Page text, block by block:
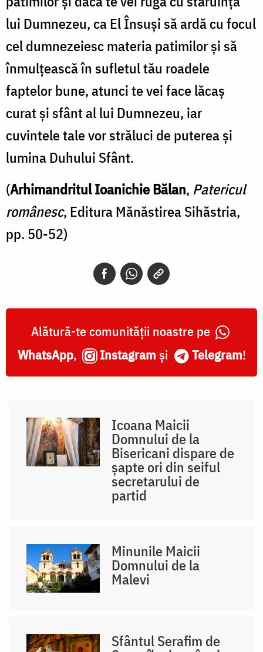
lui Dumnezeu, ca El Însuşi să ardă cu focul
cel dumnezeiesc materia patimilor şi să
înmulţească în sufletul tău roadele
faptelor bune, atunci te vei face lăcaş
curat şi sfânt al lui Dumnezeu, iar
cuvintele tale vor străluci de puterea şi
lumina Duhului Sfânt.
(Arhimandritul Ioanichie Bălan, Patericul
românesc, Editura Mănăstirea Sihăstria,
pp. 50-52)
Alătură-te comunității noastre pe
WhatsApp, Instagram și Telegram!
Icoana Maicii
Domnului de la
Bisericani dispare de
șapte ori din seiful
secretarului de
partid
Minunile Maicii
Domnului de la
Malevi
Sfântul Serafim de